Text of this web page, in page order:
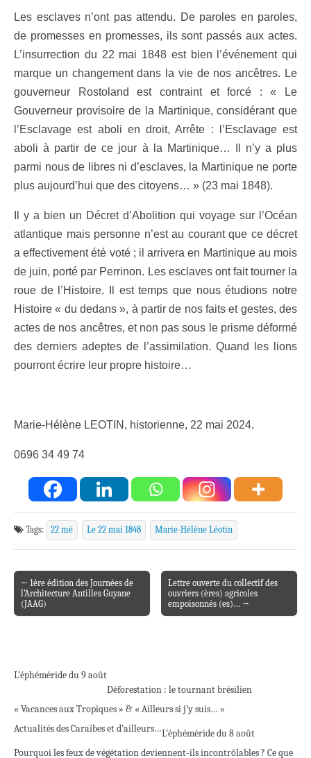
Les esclaves n’ont pas attendu. De paroles en paroles,
de promesses en promesses, ils sont passés aux actes.
L’insurrection du 22 mai 1848 est bien l’événement qui
marque un changement dans la vie de nos ancêtres. Le
gouverneur Rostoland est contraint et forcé : « Le
Gouverneur provisoire de la Martinique, considérant que
l’Esclavage est aboli en droit, Arrête : l’Esclavage est
aboli à partir de ce jour à la Martinique… Il n’y a plus
parmi nous de libres ni d’esclaves, la Martinique ne porte
plus aujourd’hui que des citoyens… » (23 mai 1848).
Il y a bien un Décret d’Abolition qui voyage sur l’Océan
atlantique mais personne n’est au courant que ce décret
a effectivement été voté ; il arrivera en Martinique au mois
de juin, porté par Perrinon. Les esclaves ont fait tourner la
roue de l’Histoire. Il est temps que nous étudions notre
Histoire « du dedans », à partir de nos faits et gestes, des
actes de nos ancêtres, et non pas sous le prisme déformé
des derniers adeptes de l’assimilation. Quand les lions
pourront écrire leur propre histoire…
Marie-Hélène LEOTIN, historienne, 22 mai 2024.
0696 34 49 74
Tags: 22 mé Le 22 mai 1848 Marie-Hélène Léotin
Post navigation
← 1ére édition des Journées de
l’Architecture Antilles Guyane
(JAAG)
Lettre ouverte du collectif des
ouvriers (ères) agricoles
empoisonnés (es)… →
L’éphéméride du 9 août
Déforestation : le tournant brésilien
« Vacances aux Tropiques » & « Ailleurs si j’y suis… »
Actualités des Caraïbes et d’ailleurs…L’éphéméride du 8 août
Pourquoi les feux de végétation deviennent-ils incontrôlables ? Ce que